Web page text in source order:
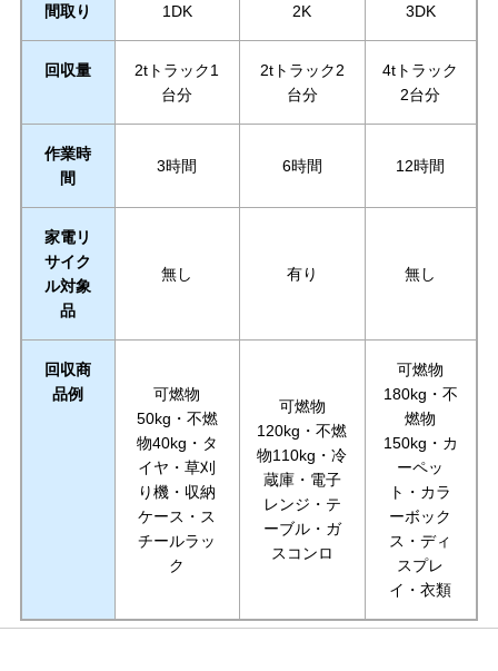
間取り 1DK 2K 3DK
回収量
2tトラック1
台分
2tトラック2
台分
4tトラック
2台分
作業時
間
3時間 6時間 12時間
家電リ
サイク
ル対象
品
無し 有り 無し
回収商
品例
可燃物
50kg・不燃
物40kg・タ
イヤ・草刈
り機・収納
ケース・ス
チールラッ
ク
可燃物
120kg・不燃
物110kg・冷
蔵庫・電子
レンジ・テ
ーブル・ガ
スコンロ
可燃物
180kg・不
燃物
150kg・カ
ーペッ
ト・カラ
ーボック
ス・ディ
スプレ
イ・衣類